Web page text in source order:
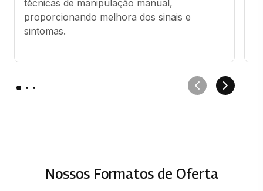
técnicas de manipulação manual,
proporcionando melhora dos sinais e
sintomas.
Nossos Formatos de Oferta